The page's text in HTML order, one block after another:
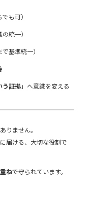
も可）
統一）
基準統一）
う証拠」へ意識を変える
りません。
届ける、大切な役割で
ねで守られています。